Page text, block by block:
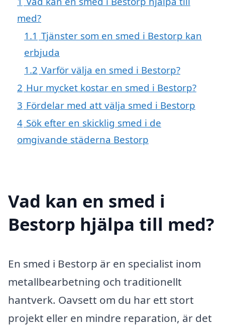
med?
1.1 Tjänster som en smed i Bestorp kan
erbjuda
1.2 Varför välja en smed i Bestorp?
2 Hur mycket kostar en smed i Bestorp?
3 Fördelar med att välja smed i Bestorp
4 Sök efter en skicklig smed i de
omgivande städerna Bestorp
Vad kan en smed i
Bestorp hjälpa till med?
En smed i Bestorp är en specialist inom
metallbearbetning och traditionellt
hantverk. Oavsett om du har ett stort
projekt eller en mindre reparation, är det